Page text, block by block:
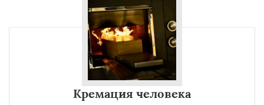
Кремация человека